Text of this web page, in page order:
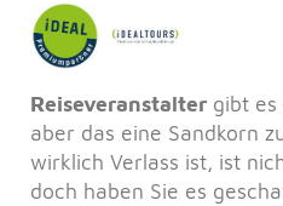
Reiseveranstalter gibt es
aber das eine Sandkorn
wirklich Verlass ist, ist
doch haben Sie es